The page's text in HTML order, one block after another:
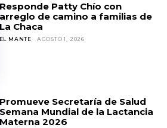
Responde Patty Chío con
arreglo de camino a familias de
La Chaca
EL MANTE AGOSTO 1, 2026
Promueve Secretaría de Salud
Semana Mundial de la Lactancia
Materna 2026